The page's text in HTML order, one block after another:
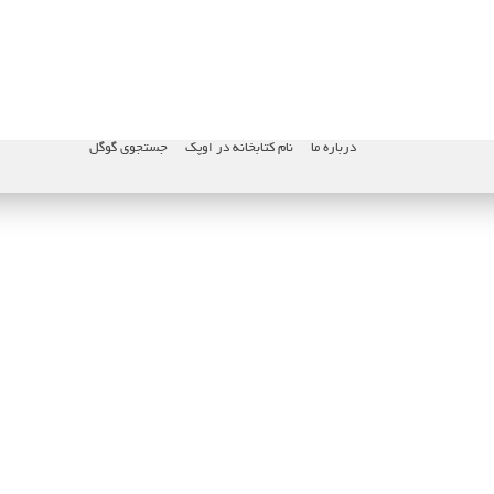
درباره ما نام کتابخانه در اوپک جستجوی گوگل